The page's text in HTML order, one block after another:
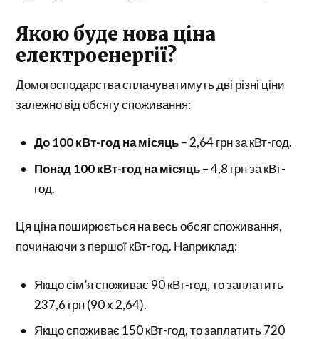
Якою буде нова ціна
електроенергії?
Домогосподарства сплачуватимуть дві різні ціни
залежно від обсягу споживання:
До 100 кВт-год на місяць– 2,64 грн за кВт-год.
Понад 100 кВт-год на місяць– 4,8 грн за кВт-
год.
Ця ціна поширюється на весь обсяг споживання,
починаючи з першої кВт-год. Наприклад:
Якщо сім’я споживає 90 кВт-год, то заплатить
237,6 грн (90 х 2,64).
Якщо споживає 150 кВт-год, то заплатить 720